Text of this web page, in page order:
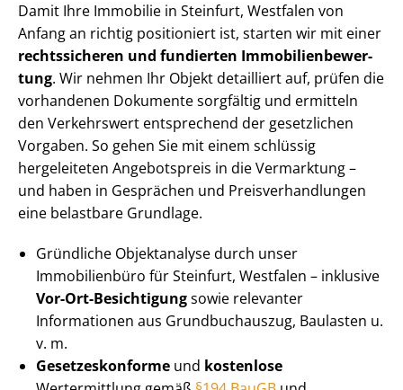
Damit Ihre Immobilie in Steinfurt, Westfalen von
Anfang an richtig positioniert ist, starten wir mit einer
rechtssicheren und fundierten Im­mo­bi­li­en­be­wer­
tung. Wir nehmen Ihr Objekt detailliert auf, prüfen die
vorhandenen Dokumente sorgfältig und ermitteln
den Verkehrswert entsprechend der gesetzlichen
Vorgaben. So gehen Sie mit einem schlüssig
hergeleiteten Angebotspreis in die Vermarktung –
und haben in Gesprächen und Preis­ver­hand­lun­gen
eine belastbare Grundlage.
Gründliche Objektanalyse durch unser
Immobilienbüro für Steinfurt, Westfalen – inklusive
Vor-Ort-Besichtigungsowie relevanter
Informationen aus Grundbuchauszug, Baulasten u.
v. m.
Ge­set­zes­kon­for­me und kostenlose